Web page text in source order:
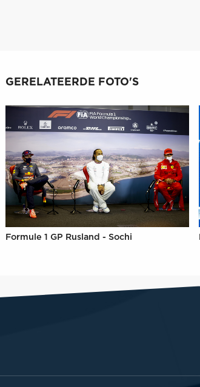
GERELATEERDE FOTO'S
Formule 1 GP Rusland - Sochi